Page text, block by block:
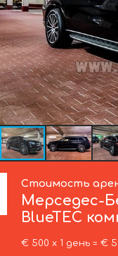
Стоимость
Мерседес-
BlueTEC
€ 500 х 1 день = €